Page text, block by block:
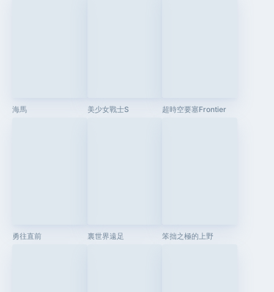
海馬 美少女戰士S 超時空要塞Frontier
勇往直前 裏世界遠足 笨拙之極的上野